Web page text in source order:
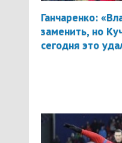
Ганчаренко:
заменить, но
сегодня это